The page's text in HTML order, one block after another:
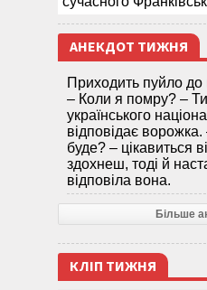
АНЕКДОТ ТИЖНЯ
Приходить пуйло до
– Коли я помру? –
українського
відповідає
буде? – цікавиться
здохнеш, тоді й
відповіла вона.
Більше
КЛІП ТИЖНЯ